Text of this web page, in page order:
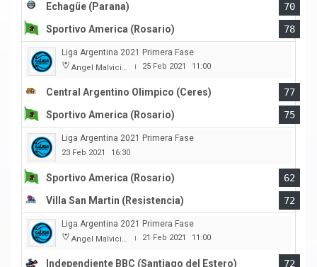
Echagüe (Parana)
70
Sportivo America (Rosario)
78
Liga Argentina 2021 Primera Fase
Angel Malvicino | 25 Feb 2021 11:00
Central Argentino Olimpico (Ceres)
77
Sportivo America (Rosario)
75
Liga Argentina 2021 Primera Fase
23 Feb 2021 16:30
Sportivo America (Rosario)
62
Villa San Martin (Resistencia)
72
Liga Argentina 2021 Primera Fase
Angel Malvicino | 21 Feb 2021 11:00
Independiente BBC (Santiago del Estero)
72